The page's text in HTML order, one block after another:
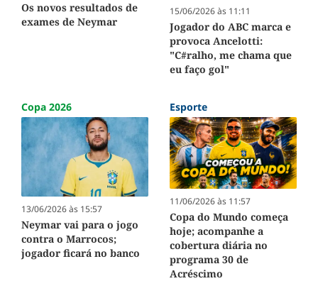
Os novos resultados de
exames de Neymar
15/06/2026 às 11:11
Jogador do ABC marca e
provoca Ancelotti:
"C#ralho, me chama que
eu faço gol"
Copa 2026
13/06/2026 às 15:57
Neymar vai para o jogo
contra o Marrocos;
jogador ficará no banco
Esporte
11/06/2026 às 11:57
Copa do Mundo começa
hoje; acompanhe a
cobertura diária no
programa 30 de
Acréscimo